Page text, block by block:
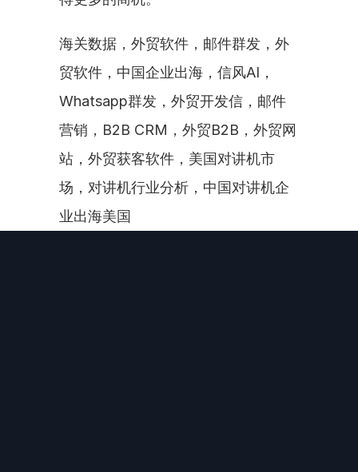
海关数据，外贸软件，邮件群发，外
贸软件，中国企业出海，信风AI，
Whatsapp群发，外贸开发信，邮件
营销，B2B CRM，外贸B2B，外贸网
站，外贸获客软件，美国对讲机市
场，对讲机行业分析，中国对讲机企
业出海美国